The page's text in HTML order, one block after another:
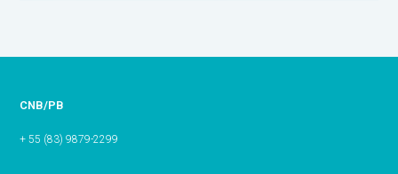
CNB/PB
+ 55 (83) 9879-2299